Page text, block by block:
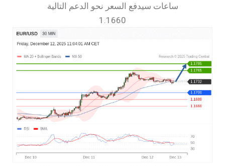
ساعات سيدفع السعر نحو الدعم التالية
1.1660